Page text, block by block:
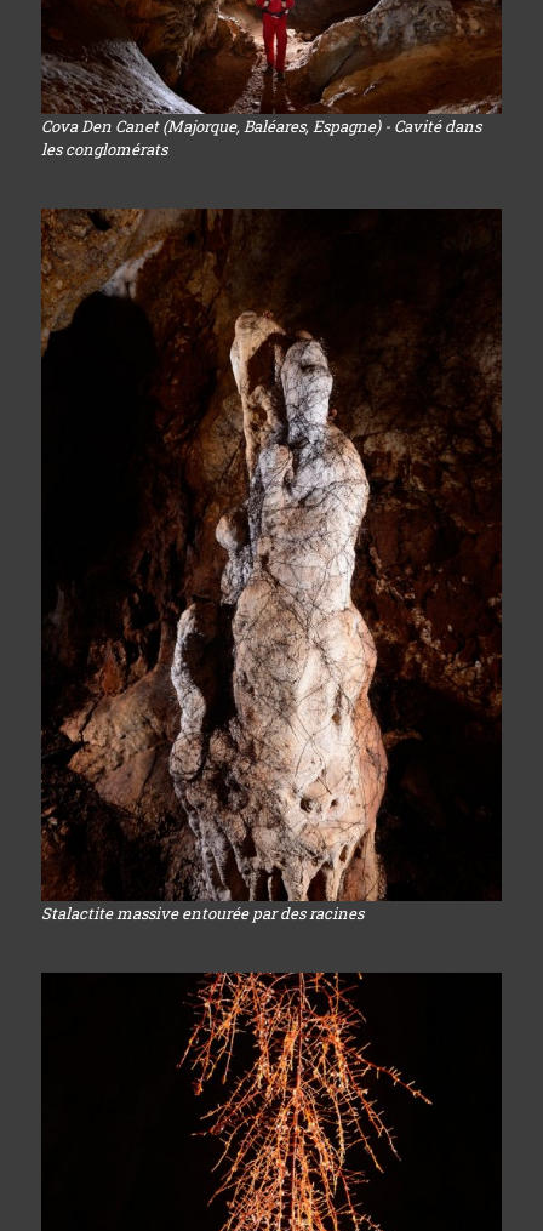
Cova Den Canet (Majorque, Baléares, Espagne) - Cavité dans
les conglomérats
Stalactite massive entourée par des racines